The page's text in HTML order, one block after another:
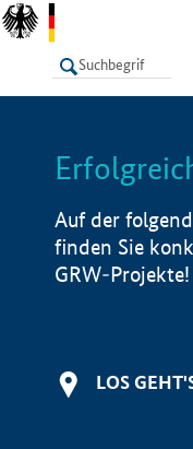
LISTE
Auf der
finden Sie
GRW-Projekte!
LOS